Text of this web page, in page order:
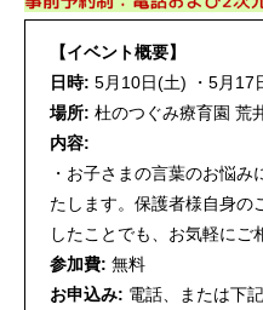
【イベント概要】
日時: 5月10日(土) ・5月17
場所: 杜のつぐみ療育園 荒
内容:
・お子さまの言葉のお悩
たします。保護者様自身の
したことでも、お気軽にご
参加費: 無料
お申込み: 電話、または下